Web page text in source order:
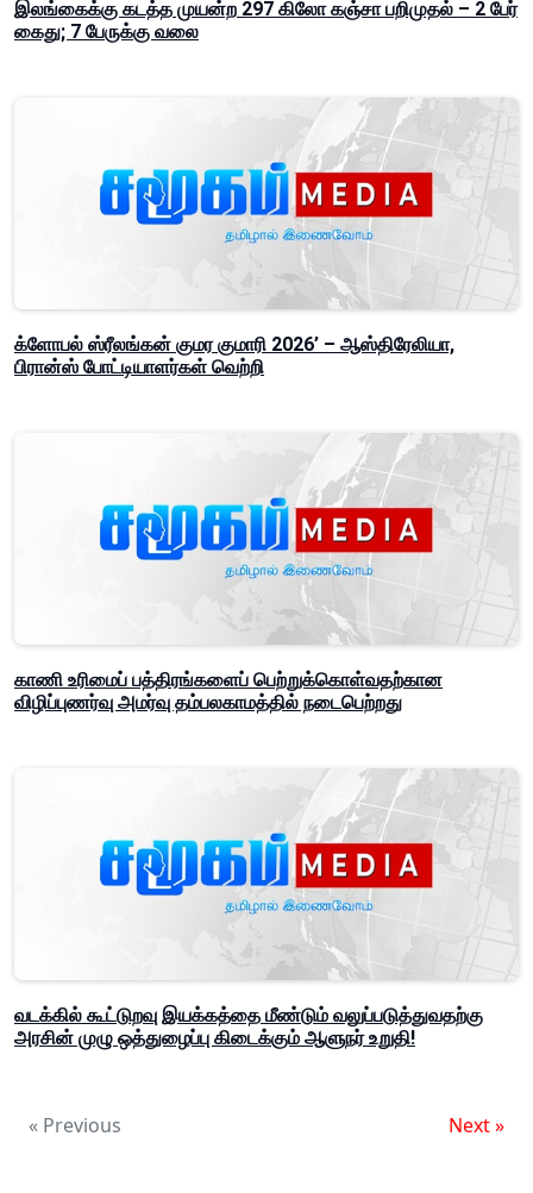
இலங்கைக்கு கடத்த முயன்ற 297 கிலோ கஞ்சா பறிமுதல் – 2 பேர்
கைது; 7 பேருக்கு வலை
க்ளோபல் ஸ்ரீலங்கன் குமர குமாரி 2026’ – ஆஸ்திரேலியா,
பிரான்ஸ் போட்டியாளர்கள் வெற்றி
காணி உரிமைப் பத்திரங்களைப் பெற்றுக்கொள்வதற்கான
விழிப்புணர்வு அமர்வு தம்பலகாமத்தில் நடைபெற்றது
வடக்கில் கூட்டுறவு இயக்கத்தை மீண்டும் வலுப்படுத்துவதற்கு
அரசின் முழு ஒத்துழைப்பு கிடைக்கும் ஆளுநர் உறுதி!
« Previous Next »